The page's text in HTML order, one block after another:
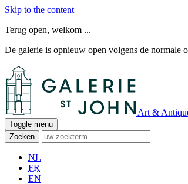
Skip to the content
Terug open, welkom ...
De galerie is opnieuw open volgens de normale
Art &
Toggle menu
Zoeken
NL
FR
EN